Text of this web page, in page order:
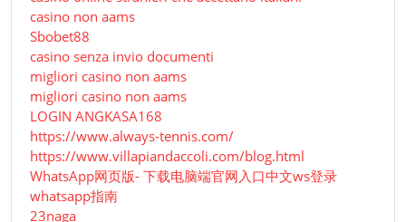
casino non aams
Sbobet88
casino senza invio documenti
migliori casino non aams
migliori casino non aams
LOGIN ANGKASA168
https://www.always-tennis.com/
https://www.villapiandaccoli.com/blog.html
WhatsApp网页版- 下载电脑端官网入口中文ws登录
whatsapp指南
23naga